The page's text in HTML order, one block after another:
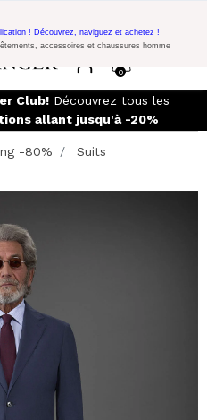
sur 300$ d'achat
0
! Découvrez, naviguez et achetez !
accessoires et chaussures homme
Club!Découvrez tous les
allant jusqu'à -20%
-80%
Suits